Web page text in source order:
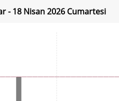
- 18 Nisan 2026 Cumartesi